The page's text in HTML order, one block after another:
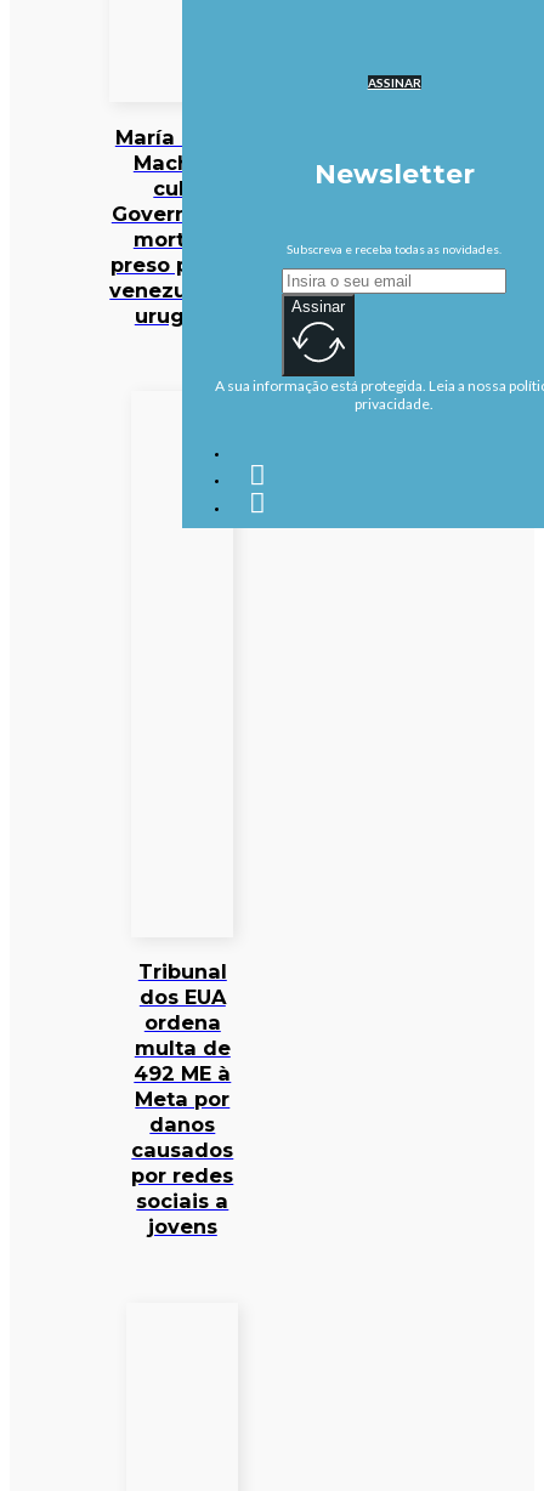
María Corina
Machado
culpa
Governo pela
morte de
preso político
venezuelano-
uruguaio
Tribunal
dos EUA
ordena
multa de
492 ME à
Meta por
danos
causados
por redes
sociais a
jovens
ASSINAR
Newsletter
Subscreva e receba todas as novidades.
Assinar
A sua informação está protegida. Leia a nossa
privacidade.